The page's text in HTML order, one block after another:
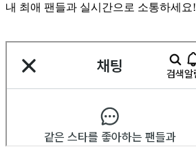
내 최애 팬들과 실시간으로 소통하세요!